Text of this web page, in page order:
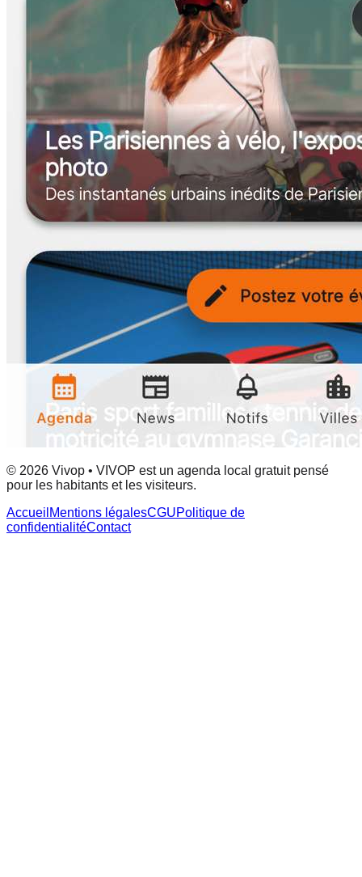
© 2026 Vivop • VIVOP est un agenda local gratuit pensé
pour les habitants et les visiteurs.
Accueil Mentions légalesCGUPolitique de
confidentialitéContact